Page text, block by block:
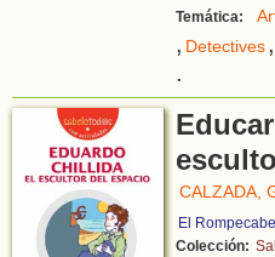
Temática:
, Detectives,
.
CALZADA,
El
Colección: